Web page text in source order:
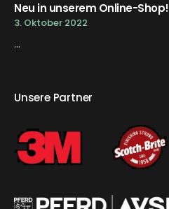
Neu in unserem Online-Shop!
3. Oktober 2022
...
Unsere Partner